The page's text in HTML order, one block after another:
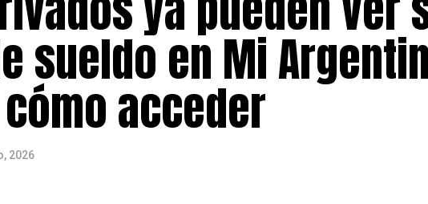
sueldo en Mi
cómo acceder
2026